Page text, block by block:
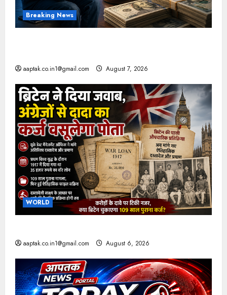
Breaking News
aaptak.co.in1@gmail.com August 7, 2026
WORLD
aaptak.co.in1@gmail.com August 6, 2026